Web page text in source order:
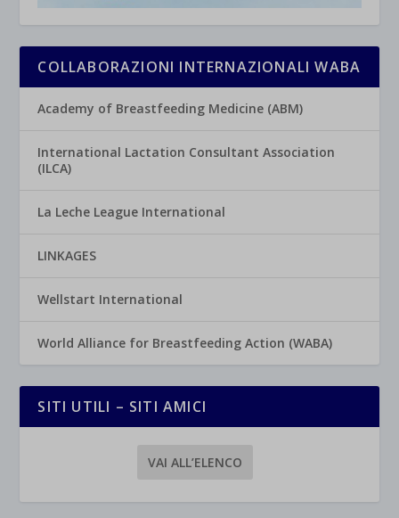
COLLABORAZIONI INTERNAZIONALI WABA
Academy of Breastfeeding Medicine (ABM)
International Lactation Consultant Association
(ILCA)
La Leche League International
LINKAGES
Wellstart International
World Alliance for Breastfeeding Action (WABA)
SITI UTILI – SITI AMICI
VAI ALL’ELENCO